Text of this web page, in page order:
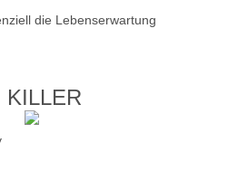
die Lebenserwartung
KILLER